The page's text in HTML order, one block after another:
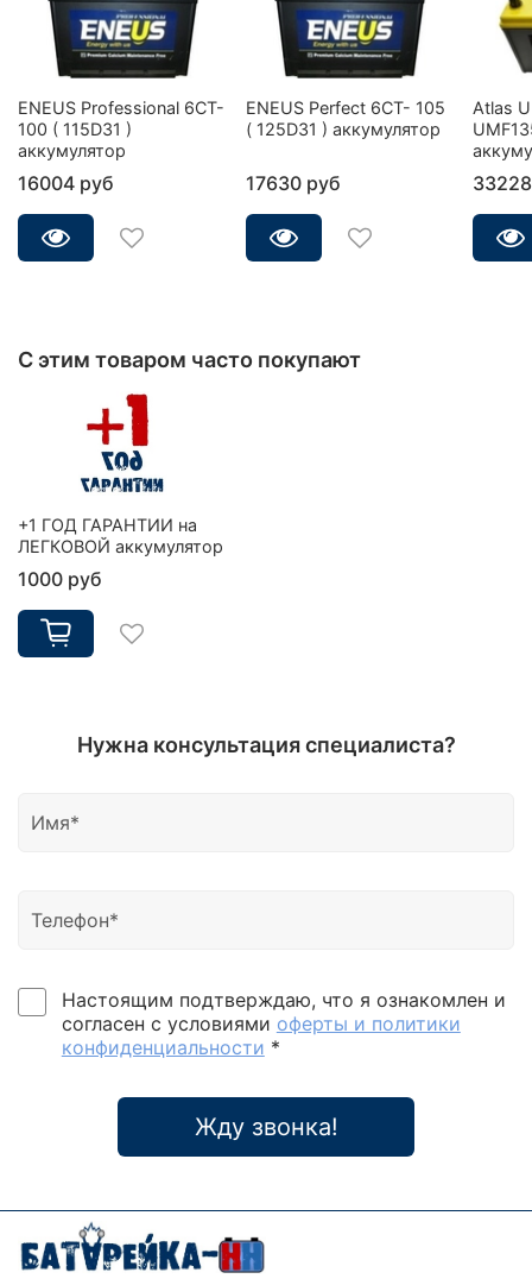
ENEUS Professional 6CT-
100 ( 115D31 )
аккумулятор
16004 руб
ENEUS Perfect 6CT- 105
( 125D31 ) аккумулятор
17630 руб
Atlas
С этим товаром часто покупают
+1 ГОД ГАРАНТИИ на
ЛЕГКОВОЙ аккумулятор
1000 руб
Нужна консультация специалиста?
Настоящим подтверждаю, что я ознакомлен и
согласен с условиями оферты и политики
конфиденциальности *
Жду звонка!